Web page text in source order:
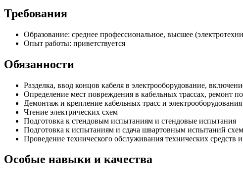
Требования
Образование: среднее профессиональное, высшее
Опыт работы: приветствуется
Обязанности
Разделка, ввод концов кабеля в электрооборудование,
Определение мест повреждения в кабельных трассах, ремонт
Демонтаж и крепление кабельных трасс и
Чтение электрических схем
Подготовка к стендовым испытаниям и стендовые испытания
Подготовка к испытаниям и сдача швартовным испытаний
Проведение технического обслуживания технических средств
Особые навыки и качества